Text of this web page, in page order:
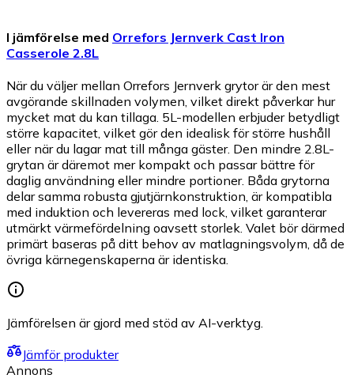
I jämförelse med Orrefors Jernverk Cast Iron
Casserole 2.8L
När du väljer mellan Orrefors Jernverk grytor är den mest
avgörande skillnaden volymen, vilket direkt påverkar hur
mycket mat du kan tillaga. 5L-modellen erbjuder betydligt
större kapacitet, vilket gör den idealisk för större hushåll
eller när du lagar mat till många gäster. Den mindre 2.8L-
grytan är däremot mer kompakt och passar bättre för
daglig användning eller mindre portioner. Båda grytorna
delar samma robusta gjutjärnkonstruktion, är kompatibla
med induktion och levereras med lock, vilket garanterar
utmärkt värmefördelning oavsett storlek. Valet bör därmed
primärt baseras på ditt behov av matlagningsvolym, då de
övriga kärnegenskaperna är identiska.
Jämförelsen är gjord med stöd av AI-verktyg.
Jämför produkter
Annons